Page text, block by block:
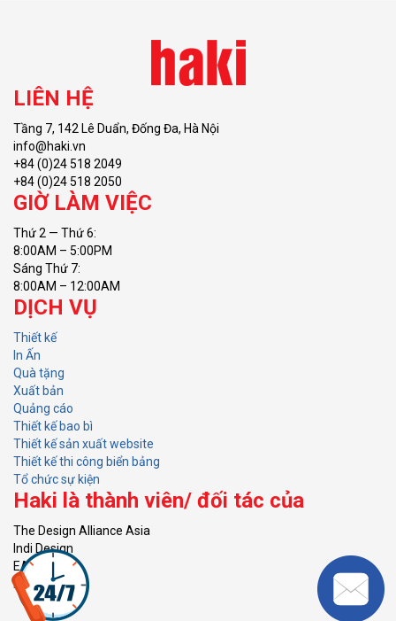
LIÊN HỆ
Tầng 7, 142 Lê Duẩn, Đống Đa, Hà Nội
info@haki.vn
+84 (0)24 518 2049
+84 (0)24 518 2050
GIỜ LÀM VIỆC
Thứ 2 — Thứ 6:
8:00AM – 5:00PM
Sáng Thứ 7:
8:00AM – 12:00AM
DỊCH VỤ
Thiết kế
In Ấn
Quà tặng
Xuất bản
Quảng cáo
Thiết kế bao bì
Thiết kế sản xuất website
Thiết kế thi công biển bảng
Tổ chức sự kiện
Haki là thành viên/ đối tác của
The Design Alliance Asia
Indi Design
EACG
KVH